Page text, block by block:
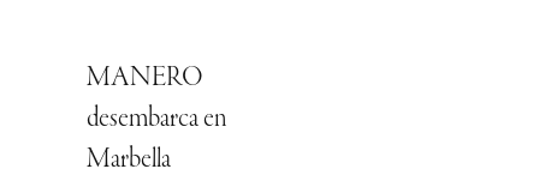
MANERO
desembarca en
Marbella